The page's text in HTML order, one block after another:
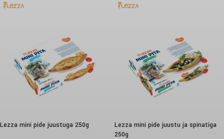
Lezza mini pide juustuga 250g
Lezza mini pide juustu ja spinatiga
250g